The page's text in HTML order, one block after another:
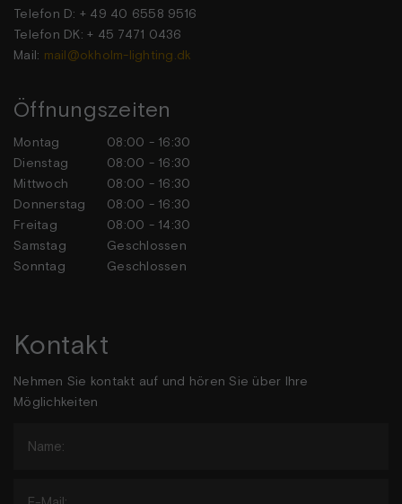
Telefon D: + 49 40 6558 9516
Telefon DK: + 45 7471 0436
Mail: mail@okholm-lighting.dk
Öffnungszeiten
Montag
08:00 - 16:30
Dienstag
08:00 - 16:30
Mittwoch
08:00 - 16:30
Donnerstag
08:00 - 16:30
Freitag
08:00 - 14:30
Samstag
Geschlossen
Sonntag
Geschlossen
Kontakt
Nehmen Sie kontakt auf und hören Sie über Ihre
Möglichkeiten